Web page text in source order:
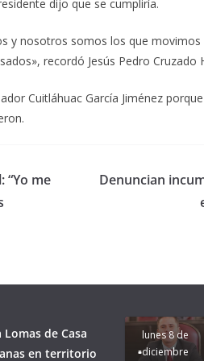
dijo que se cumpliría.
y nosotros somos los que
recordó Jesús Pedro Cruzado
Cuitláhuac García Jiménez
“Yo me
Denuncian
de Casa
en territorio
lunes 8 de
diciembre
Apoyo y
Seguimos
Ruta que
Marca